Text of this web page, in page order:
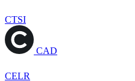
CTSI
CAD
CELR